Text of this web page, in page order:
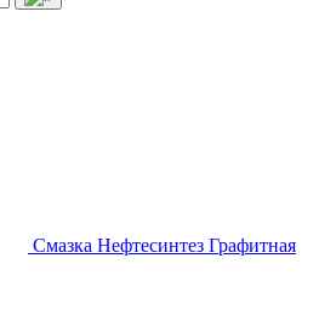
Смазка Нефтесинтез Графитная